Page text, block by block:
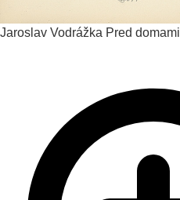
Jaroslav Vodrážka Pred domami